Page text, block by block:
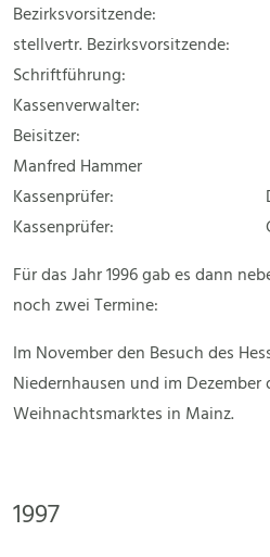
Bezirksvorsitzende:
stellvertr.
Schriftführung:
Kassenverwalter:
Beisitzer: Hubert
Manfred Hammer
Kassenprüfer:
Kassenprüfer:
Für das Jahr 1996 gab es dann
noch zwei Termine:
Im November den Besuch des
Niedernhausen und im Dezember
Weihnachtsmarktes in Mainz.
1997